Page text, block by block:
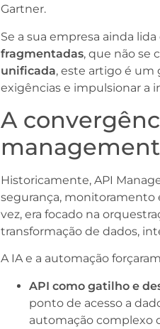
Gartner.
Se a sua empresa ainda
fragmentadas, que não se
unificada, este artigo é um
exigências e impulsionar a
A
Historicamente, API
segurança, monitoramento
vez, era focado na
transformação de dados,
A IA e a automação
API como gatilho e
ponto de acesso a
automação complexo